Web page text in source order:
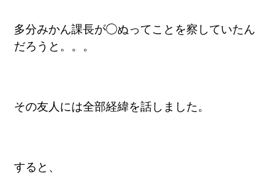
多分みかん課長が◯ぬってことを察していたん
だろうと。。。
その友人には全部経緯を話しました。
すると、